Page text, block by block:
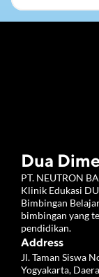
Dua
PT. NEUTRON
Klinik Edukasi
Bimbingan
bimbingan yang
pendidikan.
Address
Jl. Taman Siswa
Yogyakarta,